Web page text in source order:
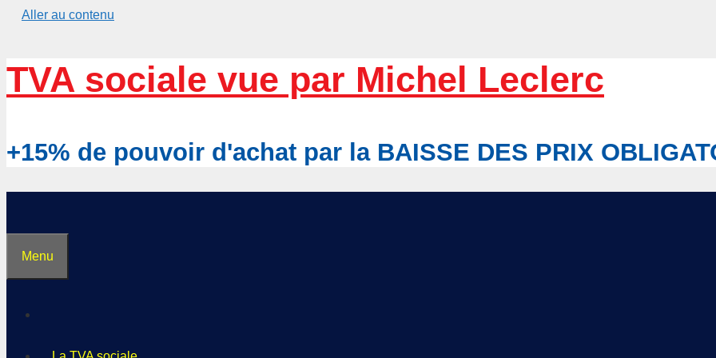
Aller au contenu
TVA sociale vue par Michel Leclerc
+15% de pouvoir d'achat par la BAISSE DES PRIX
Menu